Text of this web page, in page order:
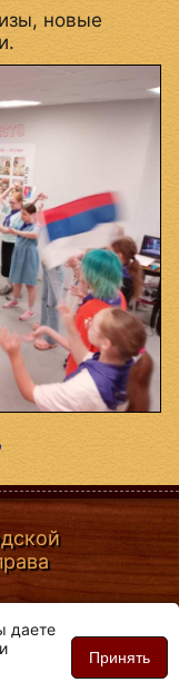
новые
даете
Принять